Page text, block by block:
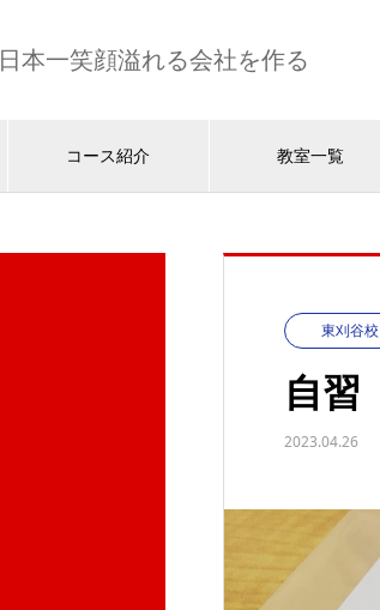
日本一笑顔溢れる会社を作る
コース紹介 教室一覧
東刈谷校
自習
2023.04.26